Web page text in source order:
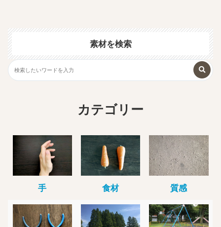
素材を検索
カテゴリー
手 食材 質感